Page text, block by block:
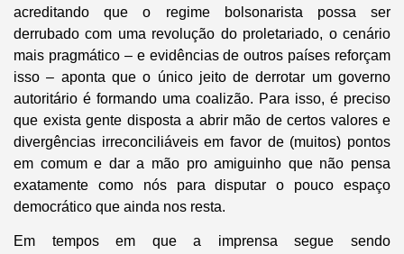
acreditando que o regime bolsonarista possa ser
derrubado com uma revolução do proletariado, o cenário
mais pragmático – e evidências de outros países reforçam
isso – aponta que o único jeito de derrotar um governo
autoritário é formando uma coalizão. Para isso, é preciso
que exista gente disposta a abrir mão de certos valores e
divergências irreconciliáveis em favor de (muitos) pontos
em comum e dar a mão pro amiguinho que não pensa
exatamente como nós para disputar o pouco espaço
democrático que ainda nos resta.
Em tempos em que a imprensa segue sendo